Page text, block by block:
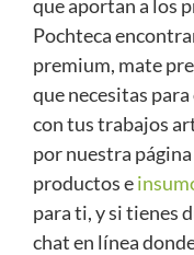
que aportan a los
Pochteca
premium, mate
que necesitas
con tus trabajos
por nuestra
productos e
para ti, y si tienes
chat en línea